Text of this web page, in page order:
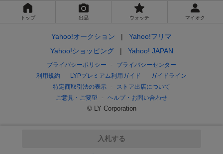
入札する
トップ 出品 ウォッチ マイオク
Yahoo!オークション
Yahoo!フリマ
Yahoo!ショッピング
Yahoo! JAPAN
プライバシーポリシー
プライバシーセンター
利用規約
LYPプレミアム利用ガイド
ガイドライン
特定商取引法の表示
ストア出店について
ご意見・ご要望
ヘルプ・お問い合わせ
© LY Corporation